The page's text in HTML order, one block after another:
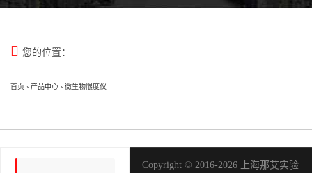
 您的位置：
首页 › 产品中心 › 微生物限度仪
Copyright © 2016-2026 上海那艾实验